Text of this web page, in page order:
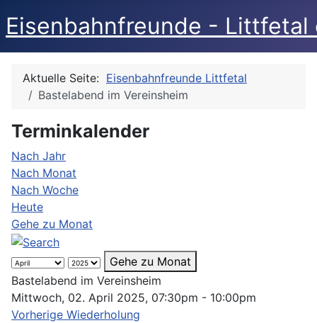
Eisenbahnfreunde - Littfetal
Aktuelle Seite: Eisenbahnfreunde Littfetal
Bastelabend im Vereinsheim
Terminkalender
Nach Jahr
Nach Monat
Nach Woche
Heute
Gehe zu Monat
Gehe zu Monat
Bastelabend im Vereinsheim
Mittwoch, 02. April 2025, 07:30pm - 10:00pm
Vorherige Wiederholung